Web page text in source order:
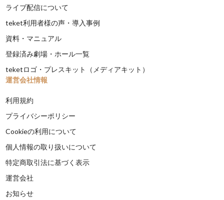
ライブ配信について
teket利用者様の声・導入事例
資料・マニュアル
登録済み劇場・ホール一覧
teketロゴ・プレスキット（メディアキット）
運営会社情報
利用規約
プライバシーポリシー
Cookieの利用について
個人情報の取り扱いについて
特定商取引法に基づく表示
運営会社
お知らせ